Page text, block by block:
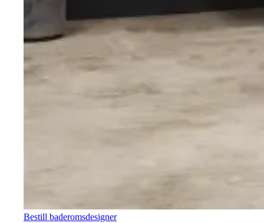
Bestill baderomsdesigner